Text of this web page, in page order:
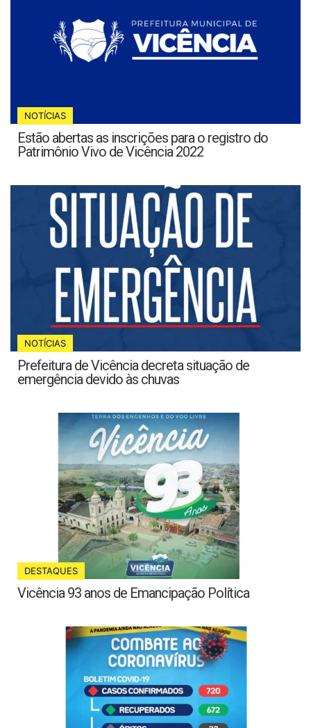
NOTÍCIAS
Estão abertas as inscrições para o registro do
Patrimônio Vivo de Vicência 2022
NOTÍCIAS
Prefeitura de Vicência decreta situação de
emergência devido às chuvas
DESTAQUES
Vicência 93 anos de Emancipação Política